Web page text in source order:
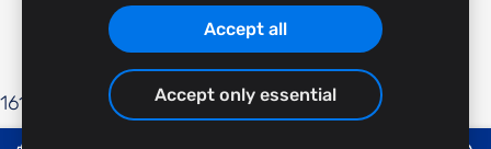
16153_dQbCFcn9LSpuQZ46yF33W3
Accept all
Accept only essential